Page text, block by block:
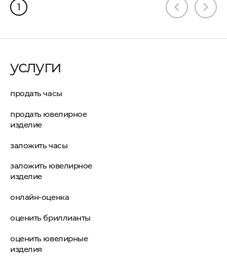
1
услуги
продать часы
продать ювелирное
изделие
заложить часы
заложить ювелирное
изделие
онлайн-оценка
оценить бриллианты
оценить ювелирные
изделия